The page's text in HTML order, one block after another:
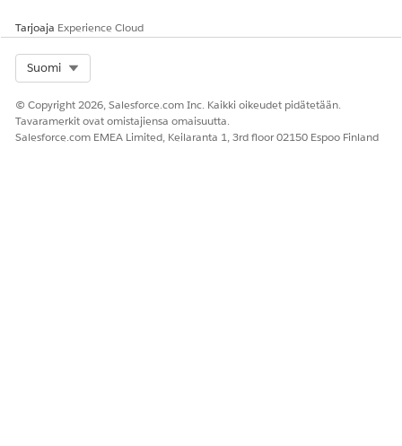
RATKAISIKO TÄMÄ ARTIKKELI ONGELMASI?
Anna palautetta, jotta voimme kehittyä!
Tarjoaja Experience Cloud
Suomi
© Copyright 2026, Salesforce.com Inc. Kaikki oikeudet pidätetään.
Tavaramerkit ovat omistajiensa omaisuutta.
Salesforce.com EMEA Limited, Keilaranta 1, 3rd floor 02150 Espoo Finland